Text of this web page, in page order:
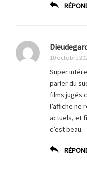
10 octobre
Super
parler du
films jugés
l’affiche ne
actuels, et
c’est beau.